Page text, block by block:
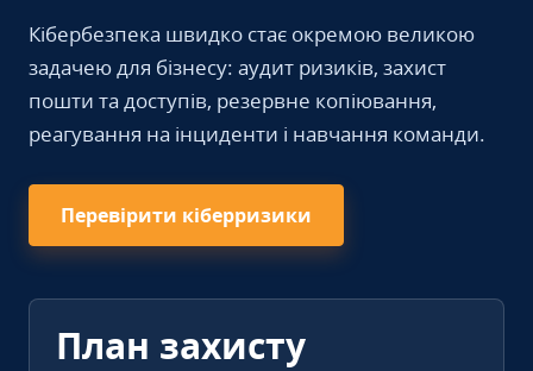
Кібербезпека швидко стає окремою великою
задачею для бізнесу: аудит ризиків, захист
пошти та доступів, резервне копіювання,
реагування на інциденти і навчання команди.
Перевірити кіберризики
План захисту